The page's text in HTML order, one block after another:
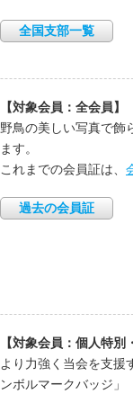
全国支部一覧
【対象会員：全会員】
野鳥の美しい写真で飾
ます。
これまでの会員証は、
過去の会員証
【対象会員：個人特別
より力強く当会を支援
ンボルマークバッジ」